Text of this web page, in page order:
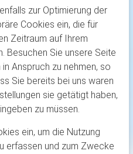
zur Optimierung der
Cookies ein, die für
Zeitraum auf Ihrem
Besuchen Sie unsere Seite
Anspruch zu nehmen, so
Sie bereits bei uns waren
sie getätigt haben,
zu müssen.
ein, um die Nutzung
erfassen und zum Zwecke